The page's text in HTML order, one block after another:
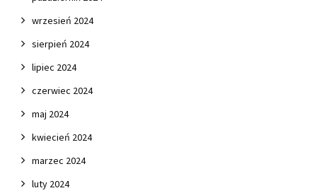
wrzesień 2024
sierpień 2024
lipiec 2024
czerwiec 2024
maj 2024
kwiecień 2024
marzec 2024
luty 2024